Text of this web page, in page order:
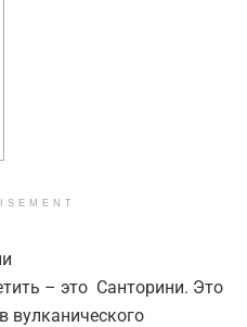
– это Санторини. Это
вулканического